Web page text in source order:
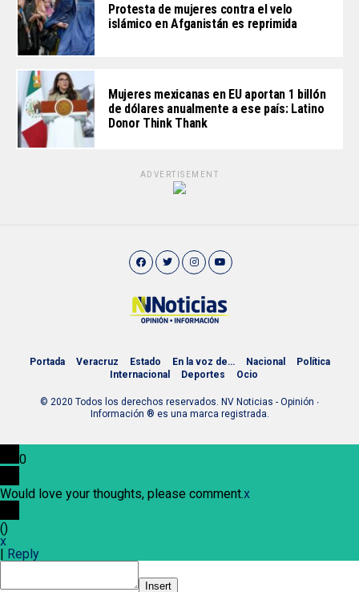
Protesta de mujeres contra el velo
islámico en Afganistán es reprimida
Mujeres mexicanas en EU aportan 1 billón
de dólares anualmente a ese país: Latino
Donor Think Thank
ADVERTISEMENT
Portada Veracruz Estado En la voz de… Nacional
Política
Internacional
Deportes Ocio
© 2020 Todos los derechos reservados. NV Noticias - Opinión ∙
Información ® es una marca registrada.
0
Would love your thoughts, please comment.x
()
x
Reply
Insert